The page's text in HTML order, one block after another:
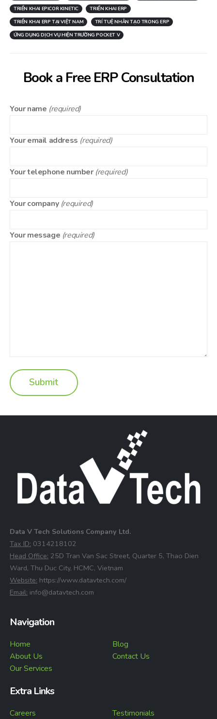
TRIỂN KHAI EPICOR KINETIC
TRIỂN KHAI ERP
TRIỂN KHAI ERP TẠI VIỆT NAM
TRÍ TUỆ NHÂN TẠO TRONG ERP
ỨNG DỤNG DỊCH VỤ HIỆN TRƯỜNG POCKET V
Book a Free ERP Consultation
Your name (required)
Your email address (required)
Your telephone number (required)
Your company (required)
Your message (required)
Data V Tech Solutions Company Ltd.
⁠Tax ID: 0314218102
⁠Head Office: 25D Tran Van Sac Street, Quarter 5, Thao Dien
Ward, Thu Duc City, HCMC, Vietnam
⁠Website: https://www.datavtech.com/
⁠Email: info@datavtech.com
Navigation
Home
About Us
Our Services
Blog
Contact Us
Extra Links
Careers Testimonials